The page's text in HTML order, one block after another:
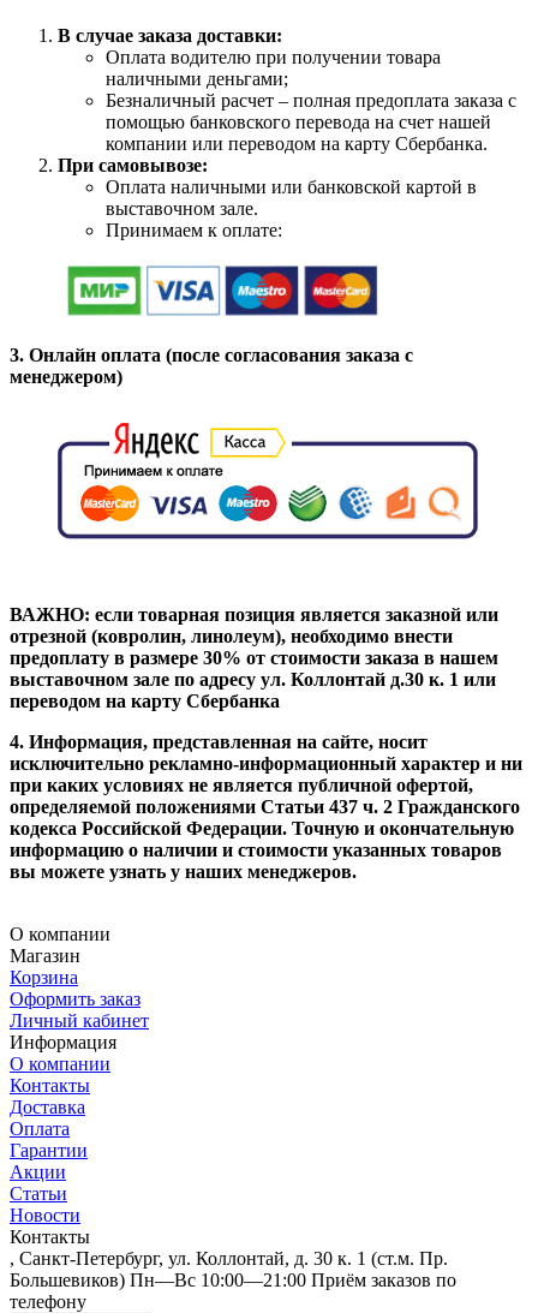
В случае заказа доставки:
Оплата водителю при получении товара
наличными деньгами;
Безналичный расчет – полная предоплата заказа с
помощью банковского перевода на счет нашей
компании или переводом на карту Сбербанка.
При самовывозе:
Оплата наличными или банковской картой в
выставочном зале.
Принимаем к оплате:
3. Онлайн оплата (после согласования заказа с
менеджером)
ВАЖНО: если товарная позиция является заказной или
отрезной (ковролин, линолеум), необходимо внести
предоплату в размере 30% от стоимости заказа в нашем
выставочном зале по адресу ул. Коллонтай д.30 к. 1 или
переводом на карту Сбербанка
4. Информация, представленная на сайте, носит
исключительно рекламно-информационный характер и ни
при каких условиях не является публичной офертой,
определяемой положениями Статьи 437 ч. 2 Гражданского
кодекса Российской Федерации. Точную и окончательную
информацию о наличии и стоимости указанных товаров
вы можете узнать у наших менеджеров.
О компании
Магазин
Корзина
Оформить заказ
Личный кабинет
Информация
О компании
Контакты
Доставка
Оплата
Гарантии
Акции
Статьи
Новости
Контакты
, Санкт-Петербург, ул. Коллонтай, д. 30 к. 1 (ст.м. Пр.
Большевиков) Пн—Вс 10:00—21:00 Приём заказов по
телефону